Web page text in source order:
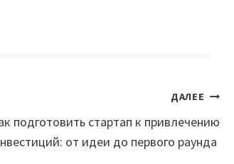
ДАЛЕЕ
подготовить стартап к привлечению
от идеи до первого раунда